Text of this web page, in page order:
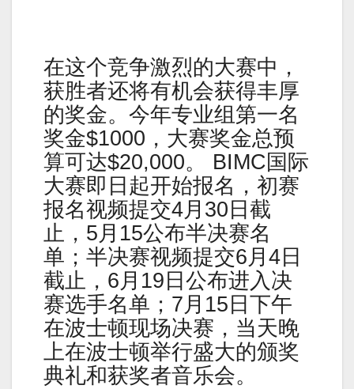
在这个竞争激烈的大赛中，
获胜者还将有机会获得丰厚
的奖金。今年专业组第一名
奖金$1000，大赛奖金总预
算可达$20,000。 BIMC国际
大赛即日起开始报名，初赛
报名视频提交4月30日截
止，5月15公布半决赛名
单；半决赛视频提交6月4日
截止，6月19日公布进入决
赛选手名单；7月15日下午
在波士顿现场决赛，当天晚
上在波士顿举行盛大的颁奖
典礼和获奖者音乐会。